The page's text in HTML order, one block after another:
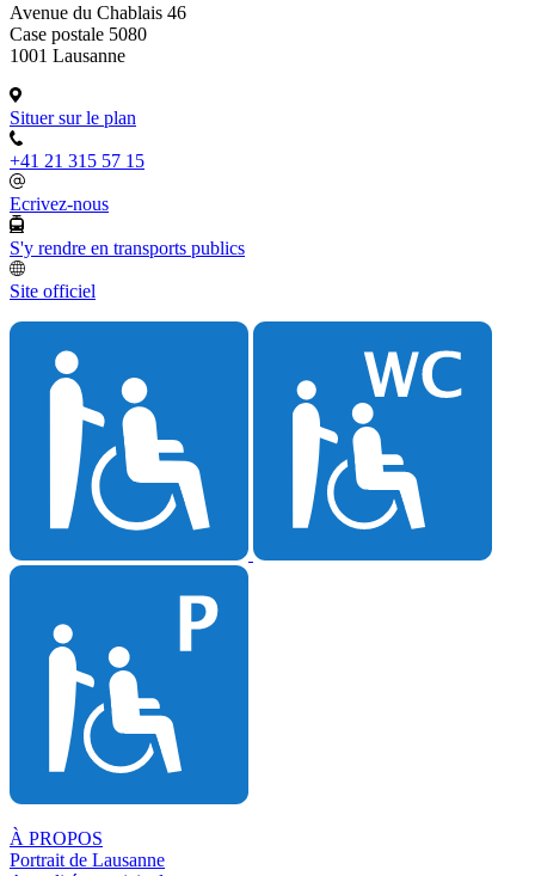
Avenue du Chablais 46
Case postale 5080
1001 Lausanne
Situer sur le plan
+41 21 315 57 15
Ecrivez-nous
S'y rendre en transports publics
Site officiel
À PROPOS
Portrait de Lausanne